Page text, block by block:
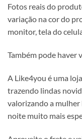
Fotos reais do
variação na cor do
monitor, tela do
Também pode haver
A Like4you é uma
trazendo lindas
valorizando a mulher
noite muito mais